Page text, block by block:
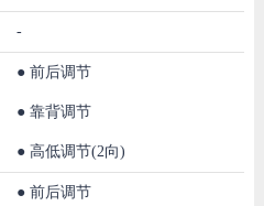
-
● 前后调节
● 靠背调节
● 高低调节(2向)
● 前后调节